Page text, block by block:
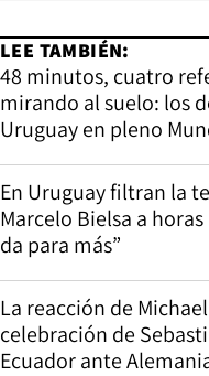
LEE TAMBIÉN:
48 minutos, cuatro
mirando al suelo: los
Uruguay en pleno
En Uruguay filtran la
Marcelo Bielsa a
da para más”
La reacción de
celebración de
Ecuador ante